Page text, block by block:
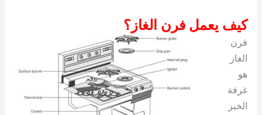
كيف يعمل فرن الغاز؟
فرن
الغاز
هو
غرفة
الخبز